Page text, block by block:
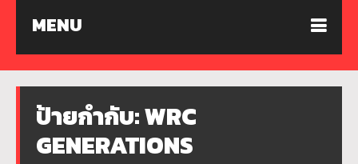
MENU
ป้ายกำกับ:WRC
GENERATIONS